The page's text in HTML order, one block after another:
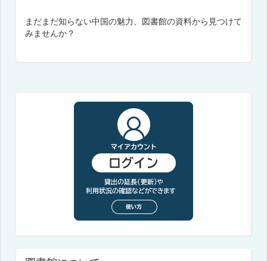
まだまだ知らない中国の魅力、図書館の資料から見つけて
みませんか？